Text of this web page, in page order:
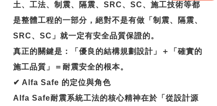
土、工法、制震、隔震、SRC、SC、施工技術等都
是整體工程的一部分，絕對不是有做「制震、隔震、
SRC、SC」就一定有安全品質保證的。
真正的關鍵是：
「優良的結構規劃設計」＋「確實的
施工品質」＝耐震安全的根本。
✔ Alfa Safe 的定位與角色
Alfa Safe耐震系統工法的核心精神在於「從設計源